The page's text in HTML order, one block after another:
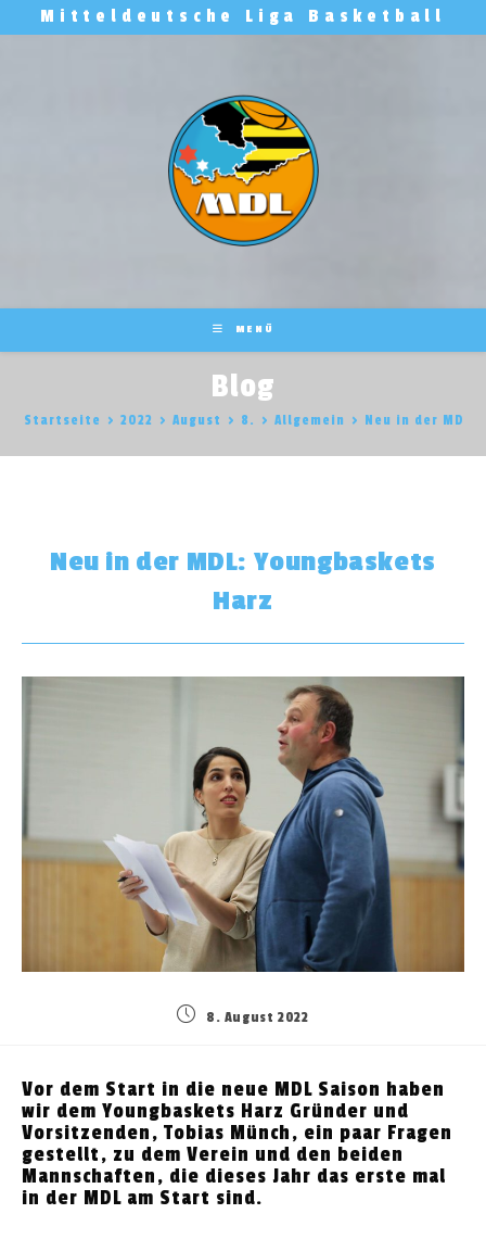
Inhalt
springen
Mitteldeutsche Liga Basketball
MENÜ
Blog
Startseite > 2022 > August > 8. > Allgemein > Neu in der MDL:
Neu in der MDL: Youngbaskets
Harz
Beitrag8. August 2022
Vor dem Start in die neue MDL Saison haben
wir dem Youngbaskets Harz Gründer und
Vorsitzenden, Tobias Münch, ein paar Fragen
gestellt, zu dem Verein und den beiden
Mannschaften, die dieses Jahr das erste mal
in der MDL am Start sind.